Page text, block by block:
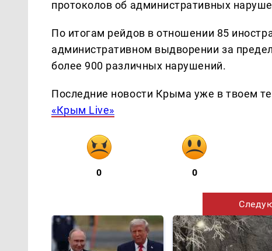
протоколов об административных
По итогам рейдов в отношении 85
административном выдворении за
более 900 различных нарушений.
Последние новости Крыма уже в твоем
«Крым Live»
0 0